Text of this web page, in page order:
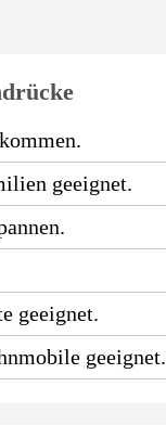
geeignet.
geeignet.
geeignet.